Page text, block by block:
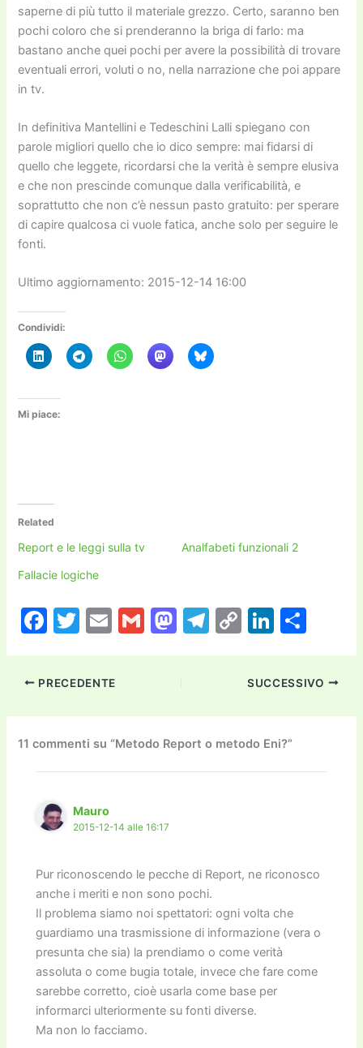
saperne di più tutto il materiale grezzo. Certo, saranno ben
pochi coloro che si prenderanno la briga di farlo: ma
bastano anche quei pochi per avere la possibilità di trovare
eventuali errori, voluti o no, nella narrazione che poi appare
in tv.
In definitiva Mantellini e Tedeschini Lalli spiegano con
parole migliori quello che io dico sempre: mai fidarsi di
quello che leggete, ricordarsi che la verità è sempre elusiva
e che non prescinde comunque dalla verificabilità, e
soprattutto che non c’è nessun pasto gratuito: per sperare
di capire qualcosa ci vuole fatica, anche solo per seguire le
fonti.
Ultimo aggiornamento: 2015-12-14 16:00
Condividi:
Mi piace:
Related
Report e le leggi sulla tv
Analfabeti funzionali 2
Fallacie logiche
F
c
e
b
o
o
k
T
itt
er
E
ai
l
G
M
d
o
n
T
a
m
C
p
y
Li
n
k
Li
k
e
dI
n
n
di
vi
PRECEDENTE SUCCESSIVO
11 commenti su “Metodo Report o metodo Eni?”
Mauro
2015-12-14 alle 16:17
Pur riconoscendo le pecche di Report, ne riconosco
anche i meriti e non sono pochi.
Il problema siamo noi spettatori: ogni volta che
guardiamo una trasmissione di informazione (vera o
presunta che sia) la prendiamo o come verità
assoluta o come bugia totale, invece che fare come
sarebbe corretto, cioè usarla come base per
informarci ulteriormente su fonti diverse.
Ma non lo facciamo.